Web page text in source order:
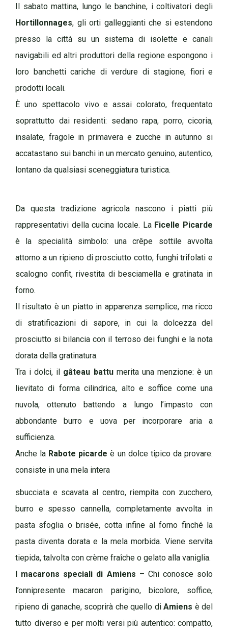
Il sabato mattina, lungo le banchine, i coltivatori degli
Hortillonnages, gli orti galleggianti che si estendono
presso la città su un sistema di isolette e canali
navigabili ed altri produttori della regione espongono i
loro banchetti cariche di verdure di stagione, fiori e
prodotti locali.
È uno spettacolo vivo e assai colorato, frequentato
soprattutto dai residenti: sedano rapa, porro, cicoria,
insalate, fragole in primavera e zucche in autunno si
accatastano sui banchi in un mercato genuino, autentico,
lontano da qualsiasi sceneggiatura turistica.
Da questa tradizione agricola nascono i piatti più
rappresentativi della cucina locale. La Ficelle Picarde
è la specialità simbolo: una crêpe sottile avvolta
attorno a un ripieno di prosciutto cotto, funghi trifolati e
scalogno confit, rivestita di besciamella e gratinata in
forno.
Il risultato è un piatto in apparenza semplice, ma ricco
di stratificazioni di sapore, in cui la dolcezza del
prosciutto si bilancia con il terroso dei funghi e la nota
dorata della gratinatura.
Tra i dolci, il gâteau battumerita una menzione: è un
lievitato di forma cilindrica, alto e soffice come una
nuvola, ottenuto battendo a lungo l’impasto con
abbondante burro e uova per incorporare aria a
sufficienza.
Anche la Rabote picarde è un dolce tipico da provare:
consiste in una mela intera
sbucciata e scavata al centro, riempita con zucchero,
burro e spesso cannella, completamente avvolta in
pasta sfoglia o brisée, cotta infine al forno finché la
pasta diventa dorata e la mela morbida. Viene servita
tiepida, talvolta con crème fraîche o gelato alla vaniglia.
I macarons speciali di Amiens – Chi conosce solo
l’onnipresente macaron parigino, bicolore, soffice,
ripieno di ganache, scoprirà che quello diAmiens è del
tutto diverso e per molti versi più autentico: compatto,